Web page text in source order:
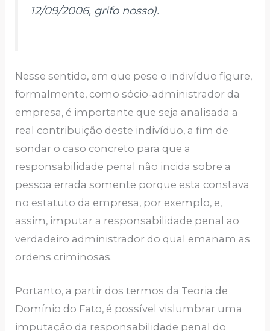
12/09/2006, grifo nosso).
Nesse sentido, em que pese o indivíduo figure,
formalmente, como sócio-administrador da
empresa, é importante que seja analisada a
real contribuição deste indivíduo, a fim de
sondar o caso concreto para que a
responsabilidade penal não incida sobre a
pessoa errada somente porque esta constava
no estatuto da empresa, por exemplo, e,
assim, imputar a responsabilidade penal ao
verdadeiro administrador do qual emanam as
ordens criminosas.
Portanto, a partir dos termos da Teoria de
Domínio do Fato, é possível vislumbrar uma
imputação da responsabilidade penal do